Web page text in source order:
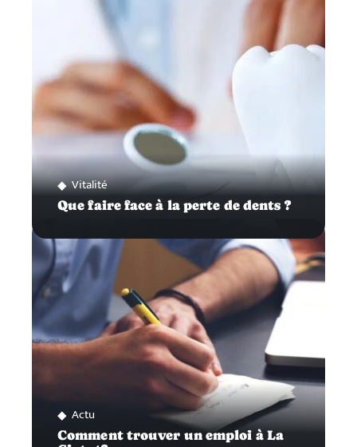
Vitalité
Que faire face à la perte de dents ?
Actu
Comment trouver un emploi à La